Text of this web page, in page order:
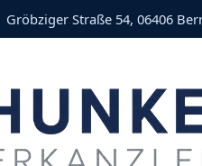
Gröbziger Straße 54, 06406